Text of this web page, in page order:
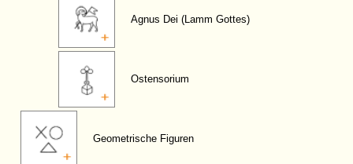
Agnus Dei (Lamm Gottes)
Ostensorium
Geometrische Figuren